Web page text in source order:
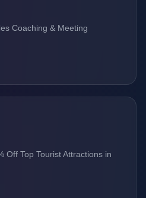
Coaching & Meeting
Off Top Tourist Attractions in